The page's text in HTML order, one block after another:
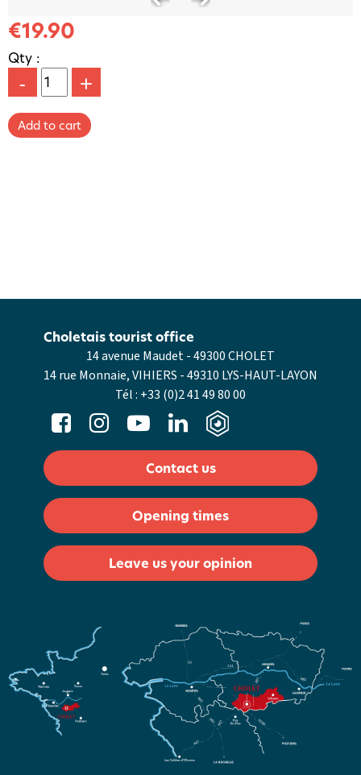
€19.90
Qty :
- +
14 avenue Maudet - 49300 CHOLET
14 rue Monnaie, VIHIERS - 49310 LYS-HAUT-LAYON
Tél : +33 (0)2 41 49 80 00
Choletais tourist office
Contact us
Opening times
Leave us your opinion